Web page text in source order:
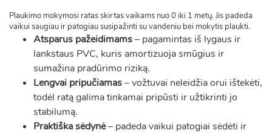
Plaukimo mokymosi ratas skirtas vaikams nuo 0 iki 1 metų. Jis padeda
vaikui saugiau ir patogiau susipažinti su vandeniu bei mokytis plaukti.
Atsparus pažeidimams– pagamintas iš lygaus ir
lankstaus PVC, kuris amortizuoja smūgius ir
sumažina pradūrimo riziką.
Lengvai pripučiamas– vožtuvai neleidžia orui ištekėti,
todėl ratą galima tinkamai pripūsti ir užtikrinti jo
stabilumą.
Praktiška sėdynė– padeda vaikui patogiai sėdėti ir